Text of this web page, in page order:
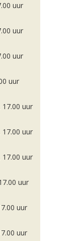
uur
uur
uur
uur
uur
uur
uur
uur
uur
uur